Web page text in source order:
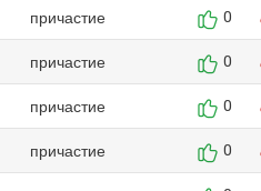
причастие
0
причастие 0
причастие 0
причастие 0